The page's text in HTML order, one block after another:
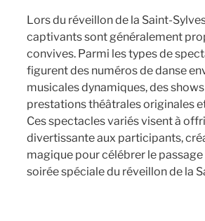
Lors du réveillon de la Saint-
captivants sont généralement
convives. Parmi les types de
figurent des numéros de danse
musicales dynamiques, des
prestations théâtrales originales
Ces spectacles variés visent à
divertissante aux participants,
magique pour célébrer le
soirée spéciale du réveillon de la